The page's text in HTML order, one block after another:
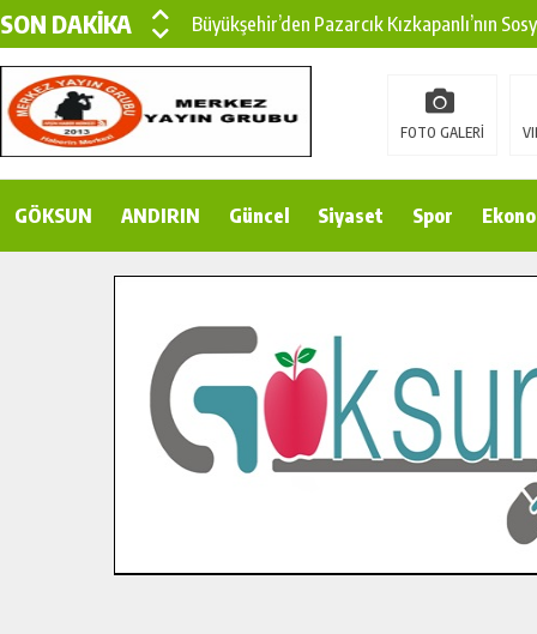
SON DAKİKA
Büyükşehir’den Pazarcık Kızkapanlı’nın
Büyükşehir’den Pazarcık Kırsalına Modern
Çin’den KSÜ’ye Uluslararası Başarı:
Gençler Pusula Maraş Kampında Yeni
İlçe Jandarma Komutanı Karakaya’dan
Bertiz’in Yeni Köprüsünde Sona Doğru.
FOTO GALERİ
GÖKSUN ANDIRIN Güncel Siyaset Spor